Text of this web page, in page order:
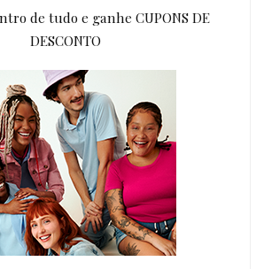
de tudo e ganhe CUPONS DE
DESCONTO